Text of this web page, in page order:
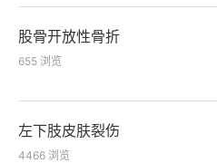
股骨开放性骨折
655 浏览
左下肢皮肤裂伤
4466 浏览